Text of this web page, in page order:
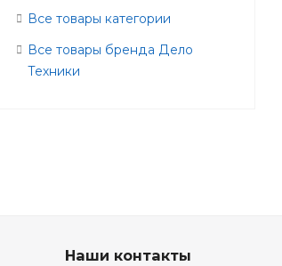
Все товары категории
Все товары бренда Дело
Техники
Наши контакты